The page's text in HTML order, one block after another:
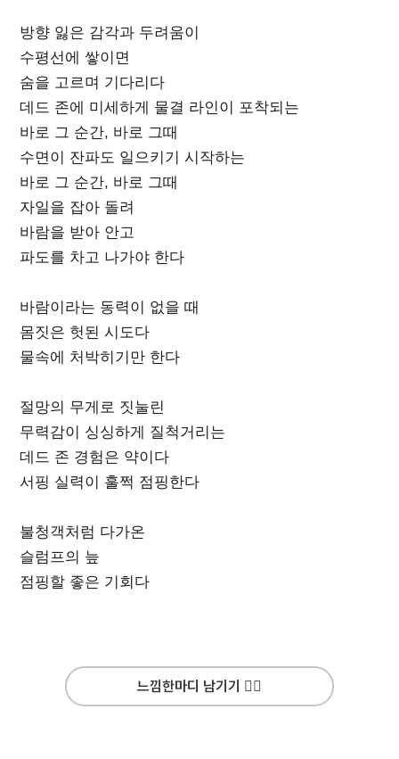
방향 잃은 감각과 두려움이
수평선에 쌓이면
숨을 고르며 기다리다
데드 존에 미세하게 물결 라인이 포착되는
바로 그 순간, 바로 그때
수면이 잔파도 일으키기 시작하는
바로 그 순간, 바로 그때
자일을 잡아 돌려
바람을 받아 안고
파도를 차고 나가야 한다
바람이라는 동력이 없을 때
몸짓은 헛된 시도다
물속에 처박히기만 한다
절망의 무게로 짓눌린
무력감이 싱싱하게 질척거리는
데드 존 경험은 약이다
서핑 실력이 훌쩍 점핑한다
불청객처럼 다가온
슬럼프의 늪
점핑할 좋은 기회다
느낌한마디 남기기 ✍🏻